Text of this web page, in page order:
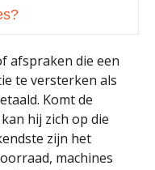
afspraken die een
te versterken als
Komt de
hij zich op die
zijn het
machines